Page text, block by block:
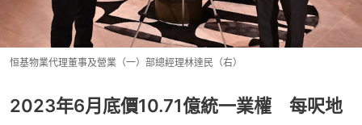
恒基物業代理董事及營業（一）部總經理林達民（右）
2023年6月底價10.71億統一業權 每呎地